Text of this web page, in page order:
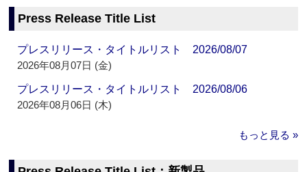
Press Release Title List
プレスリリース・タイトルリスト 2026/08/07
2026年08月07日 (金)
プレスリリース・タイトルリスト 2026/08/06
2026年08月06日 (木)
もっと見る »